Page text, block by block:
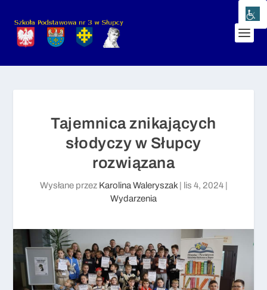
Tajemnica znikających
słodyczy w Słupcy
rozwiązana
Wysłane przez Karolina Waleryszak| lis 4, 2024|
Wydarzenia